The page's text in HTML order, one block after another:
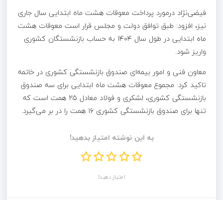
فیضی‌نژاد درمورد پرداخت معوقات هشت ماه ابتدایی سال جاری
نیز، افزود: طبق توافق دولت و مجلس قرار است معوقات هشت
ماه ابتدایی در طول سال ۱۴۰۴ به حساب بازنشستگان کشوری
واریز شود.
معاون فنی و امور بیمه‌ای صندوق بازنشستگی کشوری در خاتمه
تاکید کرد: مجموع معوقات هشت ماه ابتدایی برای سه صندوق
بازنشستگی کشوری، لشکری و فولاد معادل ۲۵ همت است که
تنها برای صندوق بازنشستگی کشوری ۱۶ همت را در بر می‌گیرد.
به این نوشته امتیاز بدهید!
امتیاز دهید!